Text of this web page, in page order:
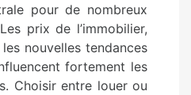
pour de nombreux
prix de l’immobilier,
nouvelles tendances
fortement les
Choisir entre louer ou